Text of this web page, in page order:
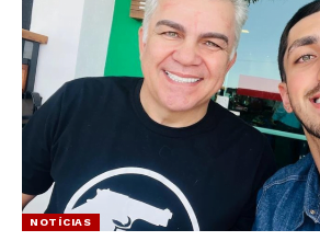
NOTÍCIAS